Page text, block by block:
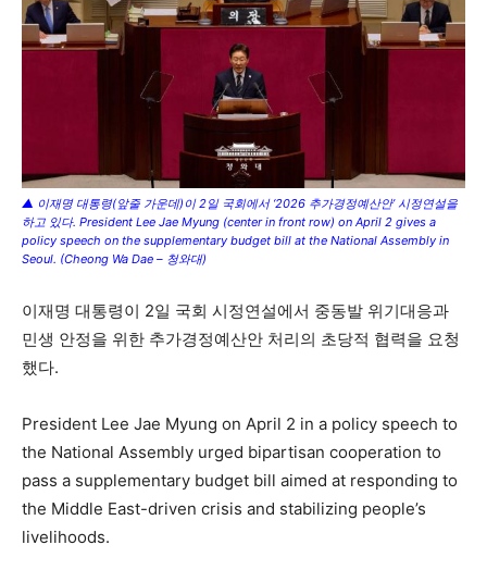
▲ 이재명 대통령(앞줄 가운데)이 2일 국회에서 ‘2026 추가경정예산안’ 시정연설을
하고 있다. President Lee Jae Myung (center in front row) on April 2 gives a
policy speech on the supplementary budget bill at the National Assembly in
Seoul. (Cheong Wa Dae – 청와대)
이재명 대통령이 2일 국회 시정연설에서 중동발 위기대응과
민생 안정을 위한 추가경정예산안 처리의 초당적 협력을 요청
했다.
President Lee Jae Myung on April 2 in a policy speech to
the National Assembly urged bipartisan cooperation to
pass a supplementary budget bill aimed at responding to
the Middle East-driven crisis and stabilizing people’s
livelihoods.